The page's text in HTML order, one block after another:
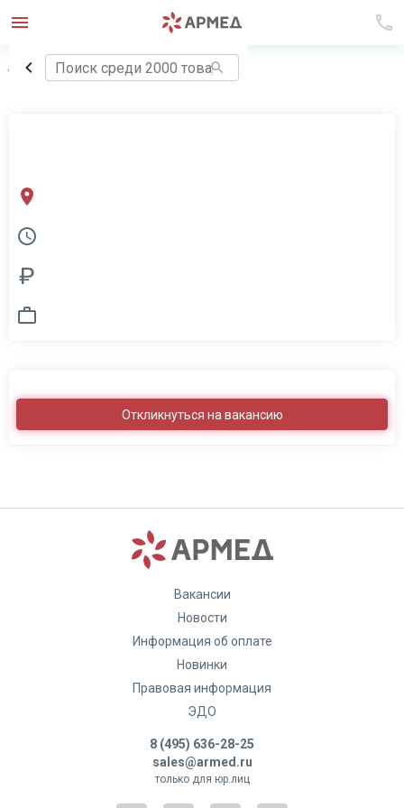
Вернуться в раздел
Откликнуться на вакансию
Вакансии
Новости
Информация об оплате
Новинки
Правовая информация
ЭДО
8 (495) 636-28-25
sales@armed.ru
только для юр.лиц